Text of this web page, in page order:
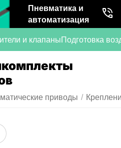
Пневматика и
автоматизация
и клапаныПодготовка
приводы /